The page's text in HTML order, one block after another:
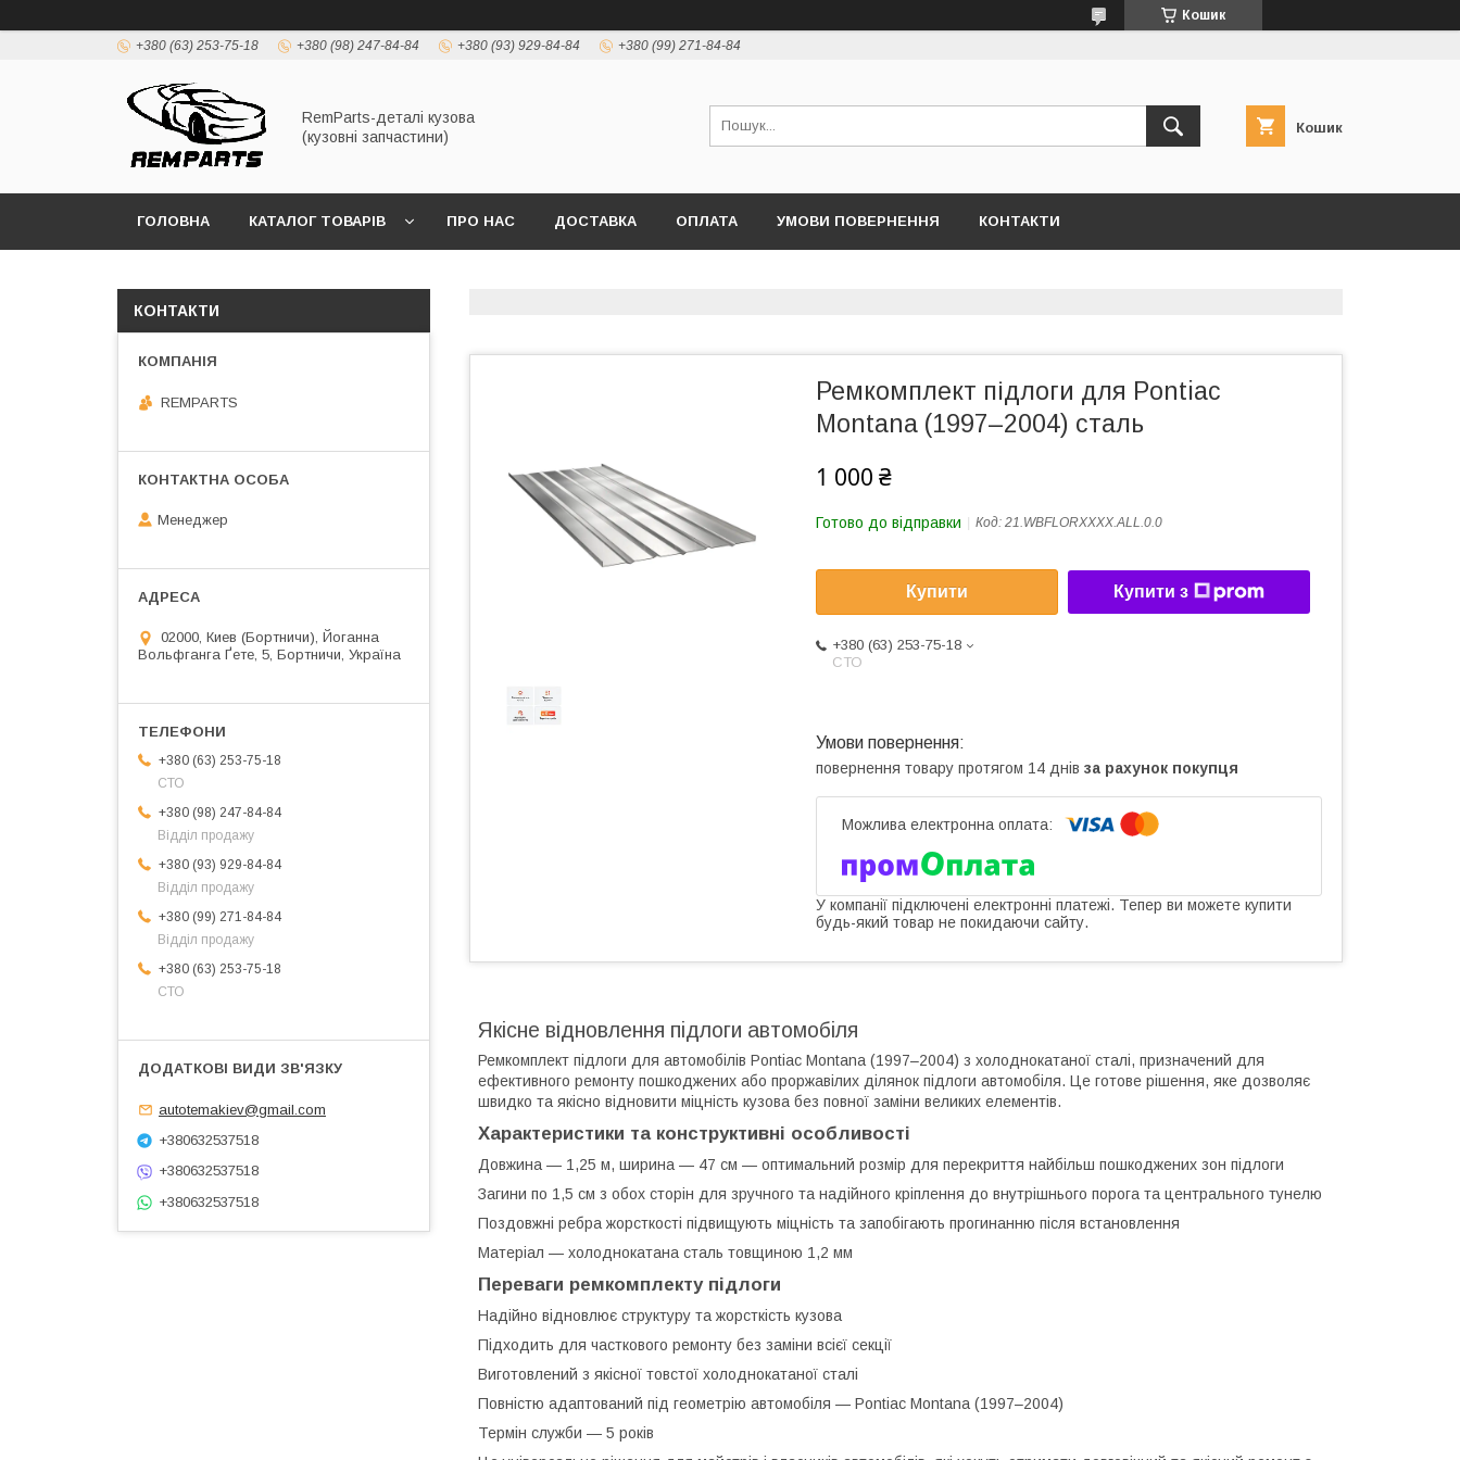
Кошик
+380 (63) 253-75-18 +380 (98) 247-84-84 +380 (93) 929-84-84 +380 (99) 271-84-84
RemParts-деталі кузова
(кузовні запчастини)
Кошик
ГОЛОВНА КАТАЛОГ ТОВАРІВ ПРО НАС ДОСТАВКА ОПЛАТА УМОВИ ПОВЕРНЕННЯ КОНТАКТИ
Ремкомплект підлоги для Pontiac
Montana (1997–2004) сталь
1 000 ₴
Готово до відправки Код: 21.WBFLORXXXX.ALL.0.0
Купити Купити з
+380 (63) 253-75-18
СТО
повернення товару протягом 14 днів за рахунок покупця
У компанії підключені електронні платежі. Тепер ви можете купити
будь-який товар не покидаючи сайту.
Якісне відновлення підлоги автомобіля
Ремкомплект підлоги для автомобілів Pontiac Montana (1997–2004) з холоднокатаної сталі, призначений для
ефективного ремонту пошкоджених або проржавілих ділянок підлоги автомобіля. Це готове рішення, яке дозволяє
швидко та якісно відновити міцність кузова без повної заміни великих елементів.
Характеристики та конструктивні особливості
Довжина — 1,25 м, ширина — 47 см — оптимальний розмір для перекриття найбільш пошкоджених зон підлоги
Загини по 1,5 см з обох сторін для зручного та надійного кріплення до внутрішнього порога та центрального тунелю
Поздовжні ребра жорсткості підвищують міцність та запобігають прогинанню після встановлення
Матеріал — холоднокатана сталь товщиною 1,2 мм
Переваги ремкомплекту підлоги
Надійно відновлює структуру та жорсткість кузова
Підходить для часткового ремонту без заміни всієї секції
Виготовлений з якісної товстої холоднокатаної сталі
Повністю адаптований під геометрію автомобіля — Pontiac Montana (1997–2004)
Термін служби — 5 років
КОНТАКТИ
REMPARTS
Менеджер
02000, Киев (Бортничи), Йоганна
Вольфганга Ґете, 5, Бортничи, Україна
+380 (63) 253-75-18
СТО
+380 (98) 247-84-84
Відділ продажу
+380 (93) 929-84-84
Відділ продажу
+380 (99) 271-84-84
Відділ продажу
+380 (63) 253-75-18
СТО
autotemakiev@gmail.com
+380632537518
+380632537518
+380632537518